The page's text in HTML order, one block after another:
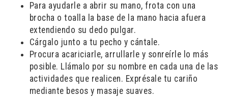
Para ayudarle a abrir su mano, frota con una
brocha o toalla la base de la mano hacia afuera
extendiendo su dedo pulgar.
Cárgalo junto a tu pecho y cántale.
Procura acariciarle, arrullarle y sonreírle lo más
posible. Llámalo por su nombre en cada una de las
actividades que realicen. Exprésale tu cariño
mediante besos y masaje suaves.